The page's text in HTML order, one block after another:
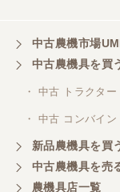
三重県／株式会
中古農機市場
中古農機具を買
・ 中古 トラクター
・ 中古 コンバイン
新品農機具を買
中古農機具を売
農機具店一覧